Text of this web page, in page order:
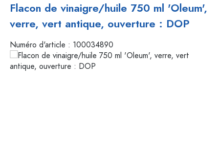
Flacon de vinaigre/huile 750 ml 'Oleum',
verre, vert antique, ouverture : DOP
Numéro d'article : 100034890